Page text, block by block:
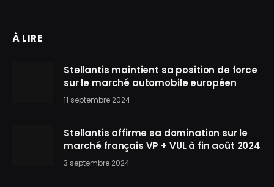
À LIRE
Stellantis maintient sa position de force
sur le marché automobile européen
11 septembre 2024
Stellantis affirme sa domination sur le
marché français VP + VUL à fin août 2024
3 septembre 2024